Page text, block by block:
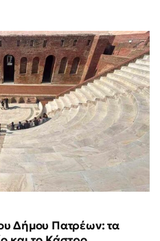
Δήμου Πατρέων: τα